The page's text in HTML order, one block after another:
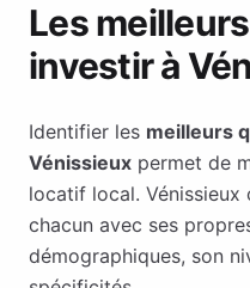
Les
investir à
Identifier les meilleurs
Vénissieux permet de
locatif local. Vénissieux
chacun avec ses
démographiques, son